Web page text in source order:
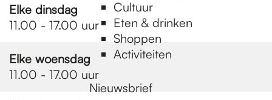
Cultuur
Eten & drinken
Shoppen
Activiteiten
Nieuwsbrief
Elke dinsdag
11.00 - 17.00 uur
Elke woensdag
11.00 - 17.00 uur